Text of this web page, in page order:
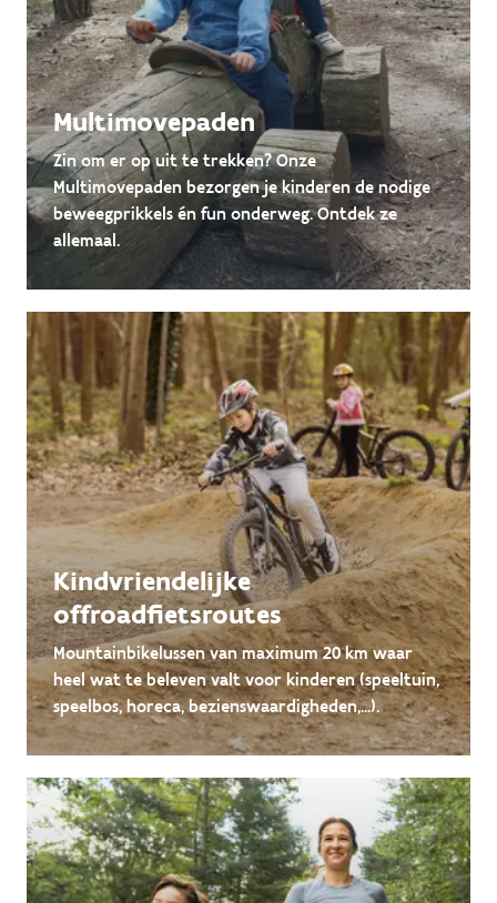
Multimovepaden
Zin om er op uit te trekken? Onze
Multimovepaden bezorgen je kinderen de nodige
beweegprikkels én fun onderweg. Ontdek ze
allemaal.
Kindvriendelijke
offroadfietsroutes
Mountainbikelussen van maximum 20 km waar
heel wat te beleven valt voor kinderen (speeltuin,
speelbos, horeca, bezienswaardigheden,...).